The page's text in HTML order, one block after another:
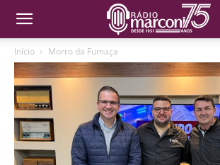
Início Morro da Fumaça